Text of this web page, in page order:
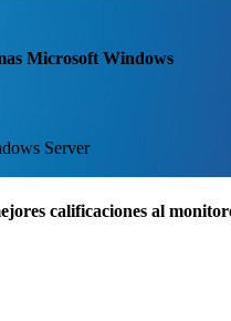
Microsoft Windows
Server
calificaciones al